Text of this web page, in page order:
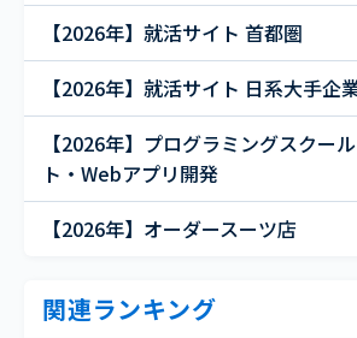
【2026年】就活サイト 首都圏
【2026年】就活サイト 日系大手企
【2026年】プログラミングスクー
ト・Webアプリ開発
【2026年】オーダースーツ店
関連ランキング